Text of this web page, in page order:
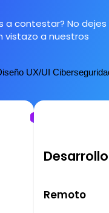
a contestar? No dejes
vistazo a nuestros
UX/UI
Remoto